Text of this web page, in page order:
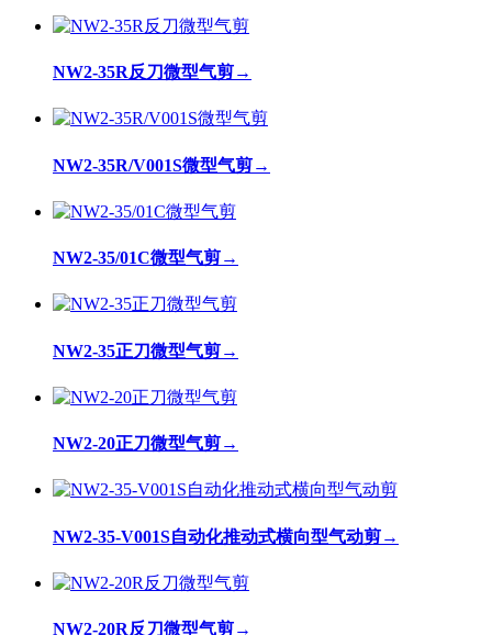
NW2-35R反刀微型气剪→
NW2-35R/V001S微型气剪→
NW2-35/01C微型气剪→
NW2-35正刀微型气剪→
NW2-20正刀微型气剪→
NW2-35-V001S自动化推动式横向型气动剪→
NW2-20R反刀微型气剪→